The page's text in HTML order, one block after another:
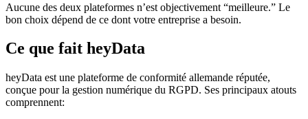
Aucune des deux plateformes n’est objectivement “meilleure.” Le
bon choix dépend de ce dont votre entreprise a besoin.
Ce que fait heyData
heyData est une plateforme de conformité allemande réputée,
conçue pour la gestion numérique du RGPD. Ses principaux atouts
comprennent: